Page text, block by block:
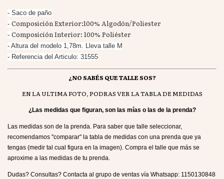
- Saco de paño
- Composición Exterior:100% Algodón/Poliester
- Composición Interior: 100% Poliéster
- Altura del modelo 1,78m. Lleva talle M
- Referencia del Articulo: 31555
¿NO SABÉS QUE TALLE SOS?
EN LA ULTIMA FOTO, PODRAS VER LA TABLA DE MEDIDAS
¿Las medidas que figuran, son las mías o las de la prenda?
Las medidas son de la prenda. Para saber que talle seleccionar,
recomendamos "comparar" la tabla de medidas con una prenda que ya
tengas (medir tal cual figura en la imagen). Compra el talle que más se
aproxime a las medidas de tu prenda.
Dudas? Consultas? Contacta al grupo de ventas vía Whatsapp: 1150130848